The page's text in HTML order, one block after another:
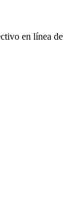
en línea de